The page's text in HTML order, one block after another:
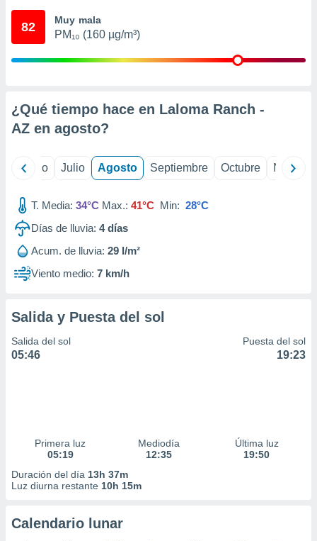
mediante
publicidad
1199
82 Muy mala
PM₁₀ (160 µg/m³)
¿Qué tiempo hace en Laloma Ranch -
AZ en agosto?
Junio Julio Agosto Septiembre Octubre
T. Media: 34°C Max.: 41°C Min: 28°C
Días de lluvia: 4días
Acum. de lluvia: 29 l/m²
Viento medio: 7 km/h
Salida y Puesta del sol
Salida del sol
05:46
Puesta del sol
19:23
Primera luz
05:19
Mediodía
12:35
Última luz
19:50
Duración del día 13h 37m
Luz diurna restante 10h 15m
Calendario lunar